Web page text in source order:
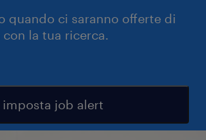
quando ci saranno offerte di
la tua ricerca.
imposta job alert